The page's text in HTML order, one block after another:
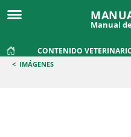
Manual
CONTENIDO
< IMÁGENES